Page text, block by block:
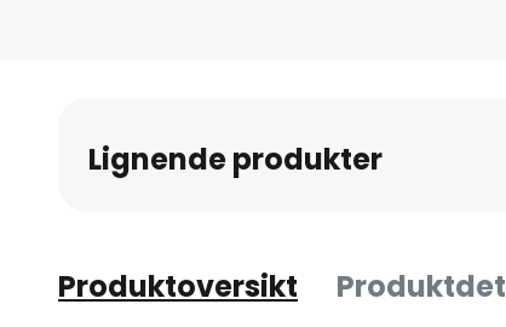
Lignende produkter
Produktoversikt